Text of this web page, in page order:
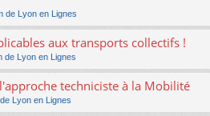
de Lyon en Lignes
aux transports collectifs !
de Lyon en Lignes
techniciste à la Mobilité
Lyon en Lignes